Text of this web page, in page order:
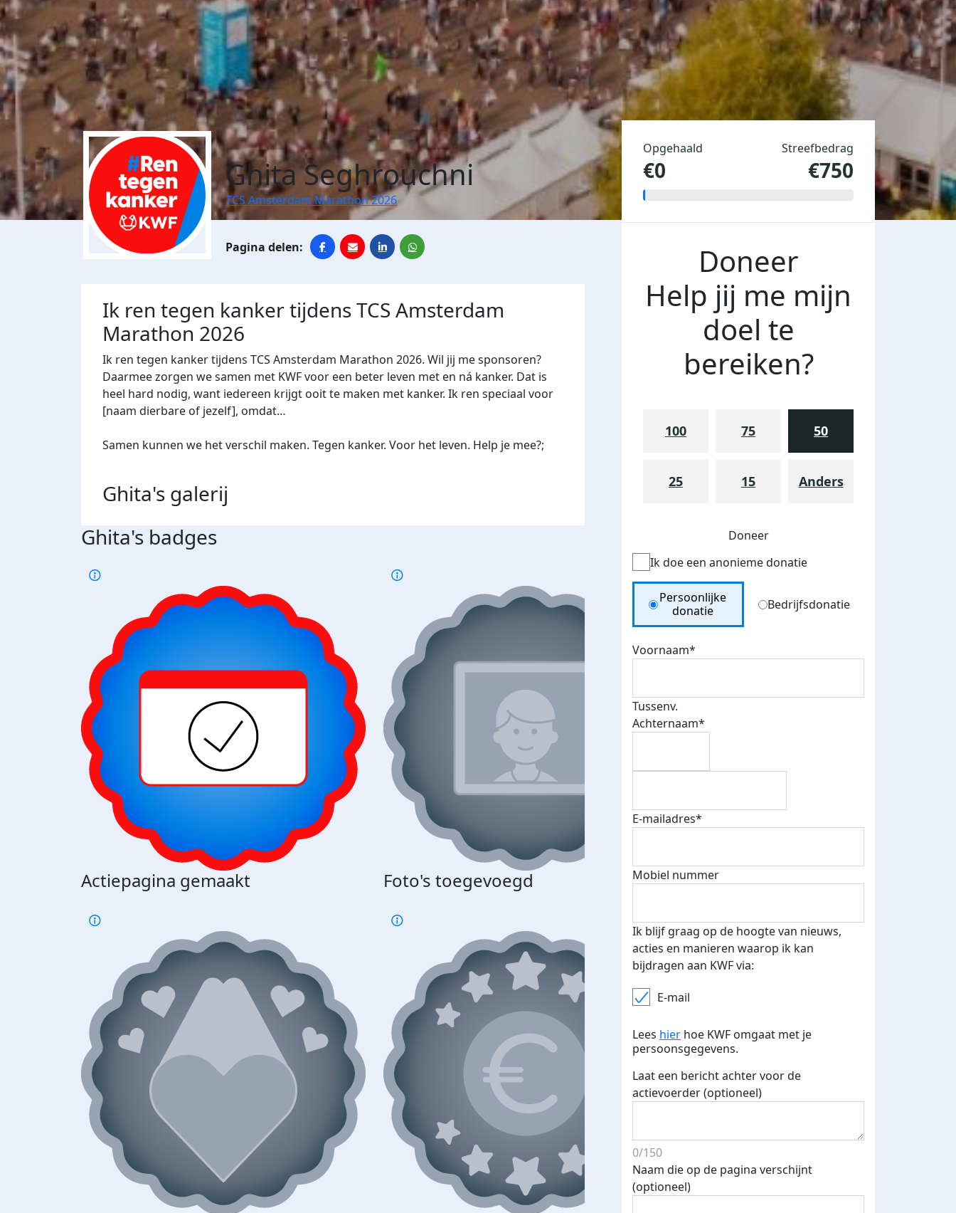
Ghita Seghrouchni
TCS Amsterdam Marathon 2026
Ik ren tegen kanker tijdens TCS Amsterdam
Marathon 2026
Ik ren tegen kanker tijdens TCS Amsterdam Marathon 2026. Wil jij me sponsoren?
Daarmee zorgen we samen met KWF voor een beter leven met en ná kanker. Dat is
heel hard nodig, want iedereen krijgt ooit te maken met kanker. Ik ren speciaal voor
[naam dierbare of jezelf], omdat…
Samen kunnen we het verschil maken. Tegen kanker. Voor het leven. Help je mee?;
Ghita's galerij
Ghita's badges
Actiepagina gemaakt Foto's toegevoegd E-mails verstuurd
€500 euro opgehaald: t-shirt
Opgehaald
€0
Streefbedrag
€750
Doneer
Help jij me mijn
doel te
bereiken?
100 75 50
25 15 Anders
Doneer
Ik doe een anonieme donatie
Donation Type
Persoonlijke
donatie
Bedrijfsdonatie
Voornaam*
Tussenv.
Achternaam*
E-mailadres*
Mobiel nummer
Ik blijf graag op de hoogte van nieuws,
acties en manieren waarop ik kan
bijdragen aan KWF via:
E-mail
Lees hier hoe KWF omgaat met je
persoonsgegevens.
Laat een bericht achter voor de
actievoerder (optioneel)
0/150
Naam die op de pagina verschijnt
(optioneel)